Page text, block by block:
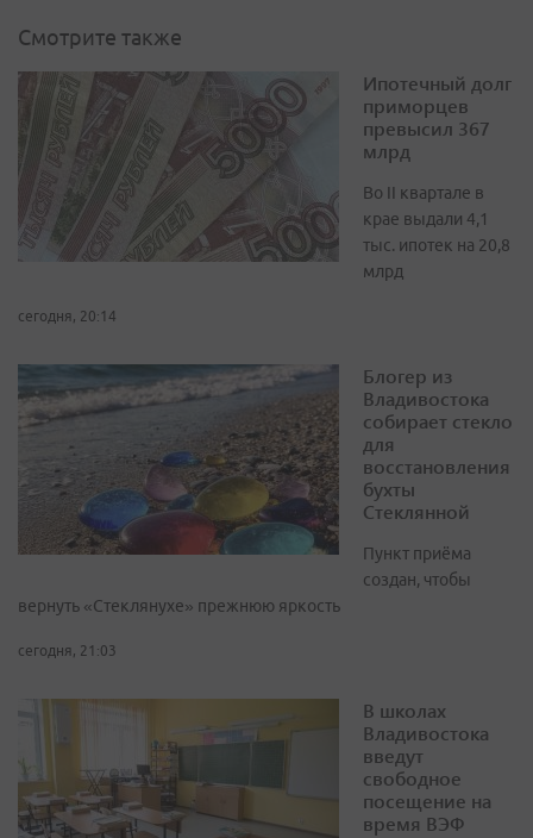
Смотрите также
Ипотечный долг
приморцев
превысил 367
млрд
Во II квартале в
крае выдали 4,1
тыс. ипотек на 20,8
млрд
сегодня, 20:14
Блогер из
Владивостока
собирает стекло
для
восстановления
бухты
Стеклянной
Пункт приёма
создан, чтобы
вернуть «Стеклянухе» прежнюю яркость
сегодня, 21:03
В школах
Владивостока
введут
свободное
посещение на
время ВЭФ